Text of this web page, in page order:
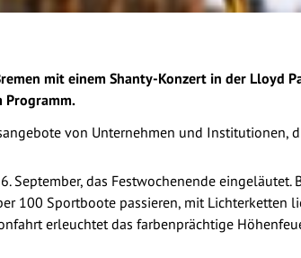
mit einem Shanty-Konzert in der Lloyd
Programm.
von Unternehmen und Institutionen,
September, das Festwochenende eingeläutet.
100 Sportboote passieren, mit Lichterketten
erleuchtet das farbenprächtige